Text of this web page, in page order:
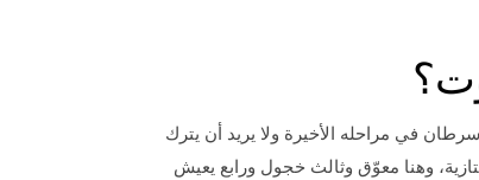
في مراحله الأخيرة ولا يريد أن يترك
وهنا معوّق وثالث خجول ورابع يعيش